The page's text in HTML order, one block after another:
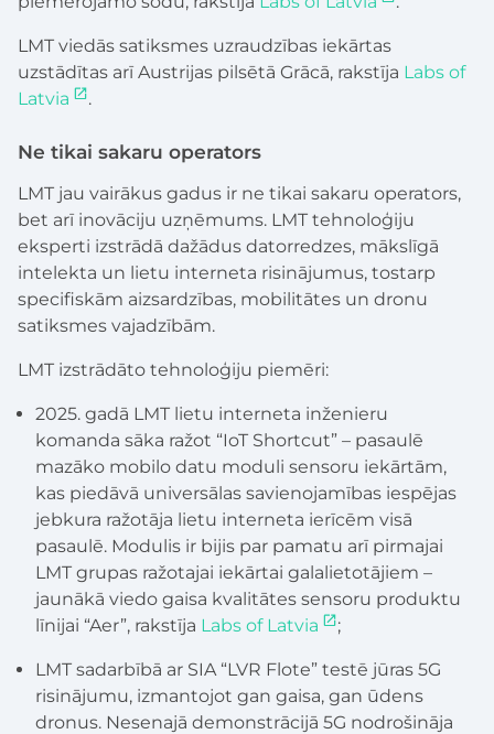
LMT viedās satiksmes uzraudzības iekārtas
uzstādītas arī Austrijas pilsētā Grācā, rakstīja Labs of
Latvia
.
Ne tikai sakaru operators
LMT jau vairākus gadus ir ne tikai sakaru operators,
bet arī inovāciju uzņēmums. LMT tehnoloģiju
eksperti izstrādā dažādus datorredzes, mākslīgā
intelekta un lietu interneta risinājumus, tostarp
specifiskām aizsardzības, mobilitātes un dronu
satiksmes vajadzībām.
LMT izstrādāto tehnoloģiju piemēri:
2025. gadā LMT lietu interneta inženieru
komanda sāka ražot “IoT Shortcut” – pasaulē
mazāko mobilo datu moduli sensoru iekārtām,
kas piedāvā universālas savienojamības iespējas
jebkura ražotāja lietu interneta ierīcēm visā
pasaulē. Modulis ir bijis par pamatu arī pirmajai
LMT grupas ražotajai iekārtai galalietotājiem –
jaunākā viedo gaisa kvalitātes sensoru produktu
līnijai “Aer”, rakstīja Labs of Latvia ;
LMT sadarbībā ar SIA “LVR Flote” testē jūras 5G
risinājumu, izmantojot gan gaisa, gan ūdens
dronus. Nesenajā demonstrācijā 5G nodrošināja